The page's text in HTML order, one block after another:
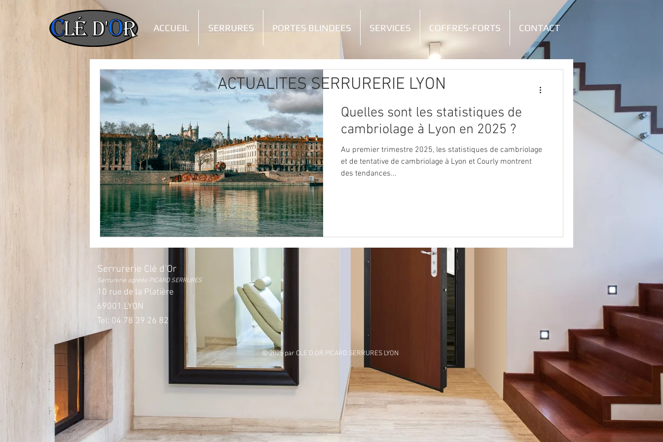
ACCUEIL SERRURES PORTES BLINDEES SERVICES COFFRES-FORTS CONTACT
Quelles sont les statistiques de
cambriolage à Lyon en 2025 ?
Au premier trimestre 2025, les statistiques de cambriolage
et de tentative de cambriolage à Lyon et Courly montrent
des tendances...
ACTUALITES SERRURERIE LYON
Serrurerie Clé d'Or
Serrurerie agréée PICARD SERRURES
10 rue de la Platière
69001 LYON
Tel: 04 78 39 26 82
© 2025 par CLE D OR PICARD SERRURES LYON